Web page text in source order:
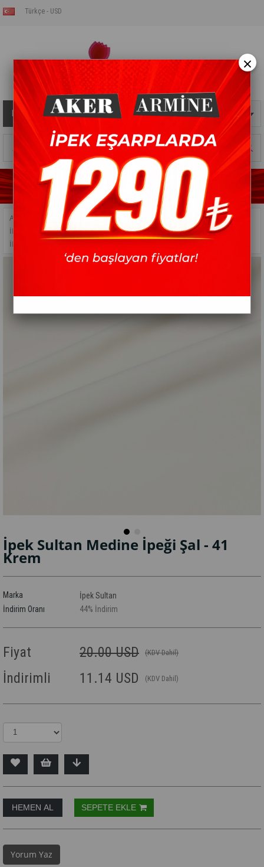
Türkçe - USD
Kategoriler Sepetim 0 Ürün
ANASAYFA> ŞAL> İPEK SULTAN ŞAL>
İPEK SULTAN MEDINE İPEĞI ŞAL>
İPEK SULTAN MEDINE İPEĞI ŞAL - 41 KREM
İpek Sultan Medine İpeği Şal - 41
Krem
Marka
İpek Sultan
İndirim Oranı
%
44 İndirim
Fiyat 20.00 USD (KDV Dahil)
İndirimli 11.14 USD (KDV Dahil)
Yorum Yaz
×